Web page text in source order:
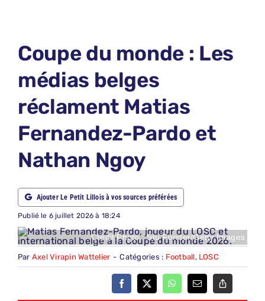
ABONNEMENTS
NOUS CONTACTER
NOUS SUIVRE
Rechercher:
Coupe du monde : Les
médias belges
réclament Matias
Fernandez-Pardo et
Nathan Ngoy
Ajouter Le Petit Lillois à vos sources préférées
Publié le 6 juillet 2026 à 18:24
Crédit Photo : Stu Forster/Getty Images
Par Axel Virapin Wattelier - Catégories : Football, LOSC